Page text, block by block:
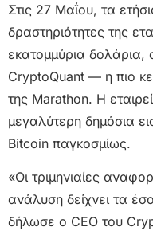
Στις 27 Μαΐου, τα
δραστηριότητες της
εκατομμύρια
CryptoQuant — η πιο
της Marathon. Η
μεγαλύτερη δημόσια
Bitcoin παγκοσμίως.
«Οι τριμηνιαίες
ανάλυση δείχνει τα
δήλωσε ο CEO του